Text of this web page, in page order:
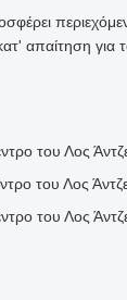
απαίτηση
του Λος
του Λος
του Λος